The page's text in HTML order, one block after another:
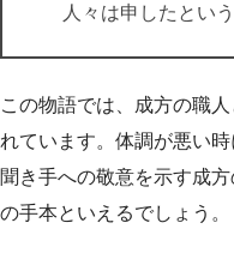
人々は申したとい
この物語では、成方の職
れています。体調が悪い
聞き手への敬意を示す成
の手本といえるでしょう。